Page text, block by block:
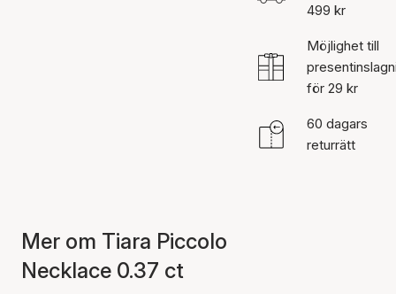
499 kr
Möjlighet till
för 29 kr
60 dagars
returrätt
Mer om Tiara Piccolo
Necklace 0.37 ct